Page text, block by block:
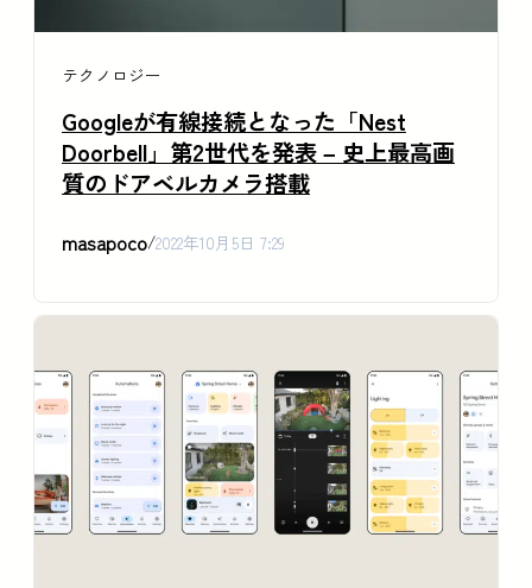
テクノロジー
Googleが有線接続となった「Nest
Doorbell」第2世代を発表 – 史上最高画
質のドアベルカメラ搭載
masapoco/2022年10月5日 7:29